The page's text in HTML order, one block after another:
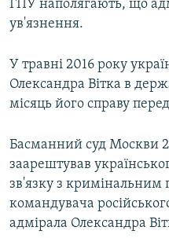
ГПУ наполягають, що
ув'язнення.
У травні 2016 року
Олександра Вітка в
місяць його справу
Басманний суд Москви
заарештував
зв'язку з кримінальним
командувача
адмірала Олександра